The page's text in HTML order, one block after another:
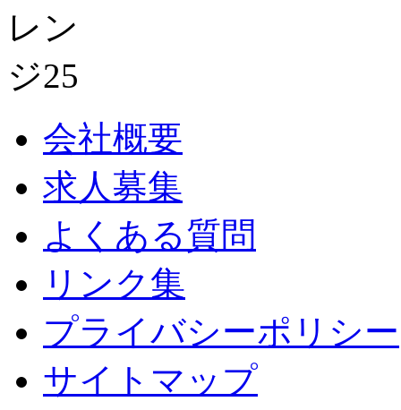
会社概要
求人募集
よくある質問
リンク集
プライバシーポリシー
サイトマップ